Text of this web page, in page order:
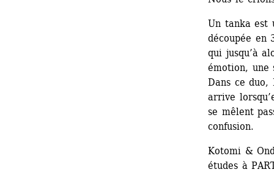
Un tanka est
découpée en
qui jusqu’à
émotion, une
Dans ce
arrive
se mêlent
confusion.
Kotomi &
études à